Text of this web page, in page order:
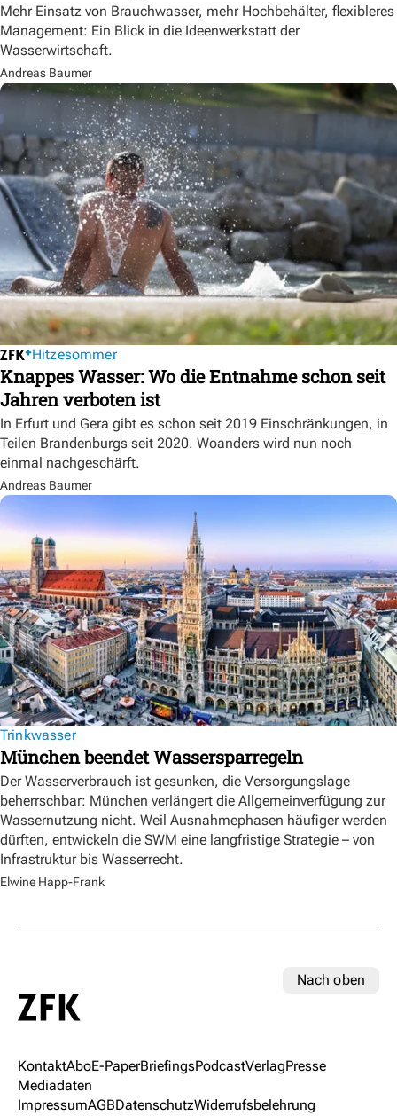
Mehr Einsatz von Brauchwasser, mehr Hochbehälter, flexibleres
Management: Ein Blick in die Ideenwerkstatt der
Wasserwirtschaft.
Andreas Baumer
Hitzesommer
Knappes Wasser: Wo die Entnahme schon seit
Jahren verboten ist
In Erfurt und Gera gibt es schon seit 2019 Einschränkungen, in
Teilen Brandenburgs seit 2020. Woanders wird nun noch
einmal nachgeschärft.
Andreas Baumer
Trinkwasser
München beendet Wassersparregeln
Der Wasserverbrauch ist gesunken, die Versorgungslage
beherrschbar: München verlängert die Allgemeinverfügung zur
Wassernutzung nicht. Weil Ausnahmephasen häufiger werden
dürften, entwickeln die SWM eine langfristige Strategie – von
Infrastruktur bis Wasserrecht.
Elwine Happ-Frank
Nach oben
KontaktAboE-PaperBriefingsPodcastVerlagPresse
Mediadaten
ImpressumAGBDatenschutzWiderrufsbelehrung